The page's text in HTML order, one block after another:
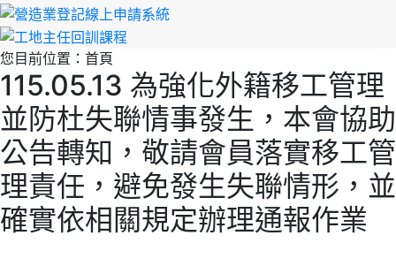
您目前位置： 首頁
115.05.13 為強化外籍移工管理
並防杜失聯情事發生，本會協助
公告轉知，敬請會員落實移工管
理責任，避免發生失聯情形，並
確實依相關規定辦理通報作業